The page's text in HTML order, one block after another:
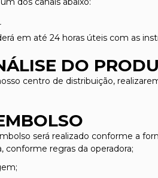
em até 24 horas úteis com as
DO
centro de distribuição,
será realizado conforme a
conforme regras da operadora;